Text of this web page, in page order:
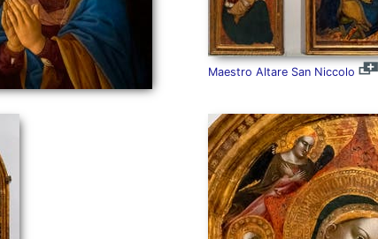
Maestro Altare San Niccolo